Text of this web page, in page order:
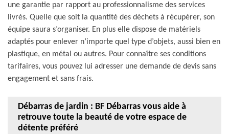
une garantie par rapport au professionnalisme des services
livrés. Quelle que soit la quantité des déchets à récupérer, son
équipe saura s’organiser. En plus elle dispose de matériels
adaptés pour enlever n’importe quel type d’objets, aussi bien en
plastique, en métal ou autres. Pour connaître ses conditions
tarifaires, vous pouvez lui adresser une demande de devis sans
engagement et sans frais.
Débarras de jardin : BF Débarras vous aide à
retrouve toute la beauté de votre espace de
détente préféré